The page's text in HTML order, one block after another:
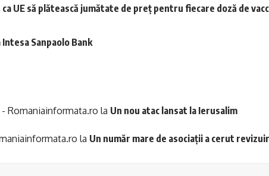
UE să plătească jumătate de preţ pentru fiecare doză de
Sanpaolo Bank
Romaniainformata.ro la Un nou atac lansat la Ierusalim
la Un număr mare de asociații a cerut